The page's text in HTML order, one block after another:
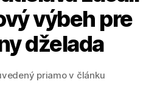
výbeh pre
dželada
priamo v článku